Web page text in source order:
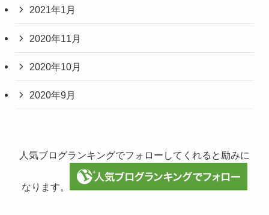
2021年1月
2020年11月
2020年10月
2020年9月
人気ブログランキングでフォローしてくれると励みに
なります。